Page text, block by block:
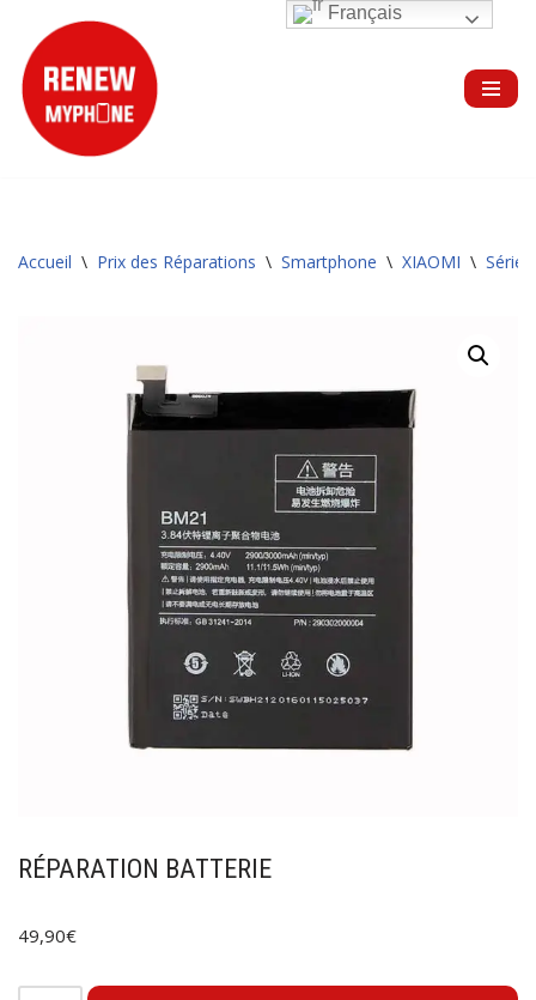
Aller
au
contenu
Accueil \ Prix des Réparations \ Smartphone \ XIAOMI \ Série
RÉPARATION BATTERIE
49,90€
Français